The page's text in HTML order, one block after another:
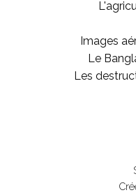
Images
Le
Les